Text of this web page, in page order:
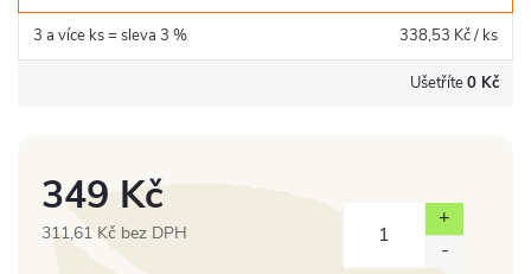
3 a více ks = sleva 3 % 338,53 Kč/ ks
Ušetříte0 Kč
349 Kč
311,61 Kč bez DPH